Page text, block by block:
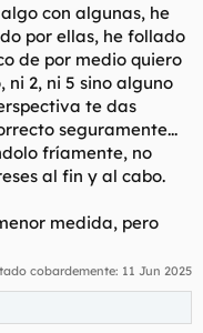
con algunas, he
por ellas, he follado
de por medio quiero
ni 2, ni 5 sino alguno
te das
seguramente...
fríamente, no
al fin y al cabo.
medida, pero
cobardemente: 11 Jun 2025